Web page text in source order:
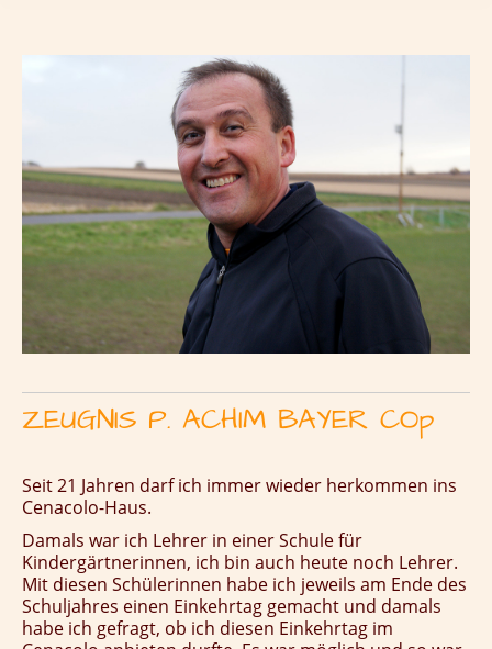
ZEUGNIS P. ACHIM BAYER COp
Seit 21 Jahren darf ich immer wieder herkommen ins
Cenacolo-Haus.
Damals war ich Lehrer in einer Schule für
Kindergärtnerinnen, ich bin auch heute noch Lehrer.
Mit diesen Schülerinnen habe ich jeweils am Ende des
Schuljahres einen Einkehrtag gemacht und damals
habe ich gefragt, ob ich diesen Einkehrtag im